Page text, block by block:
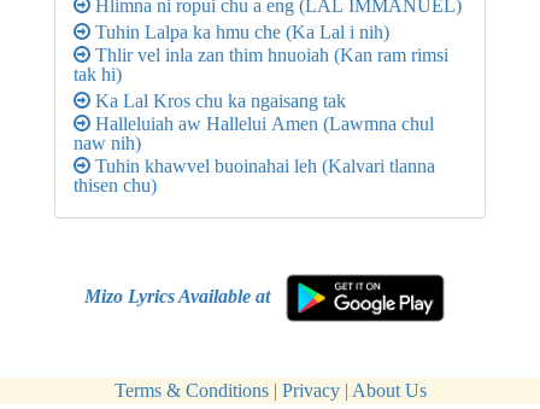
Hlimna ni ropui chu a eng (LAL IMMANUEL)
Tuhin Lalpa ka hmu che (Ka Lal i nih)
Thlir vel inla zan thim hnuoiah (Kan ram rimsi
tak hi)
Ka Lal Kros chu ka ngaisang tak
Halleluiah aw Hallelui Amen (Lawmna chul
naw nih)
Tuhin khawvel buoinahai leh (Kalvari tlanna
thisen chu)
Mizo Lyrics Available at
Terms & Conditions| Privacy| About Us